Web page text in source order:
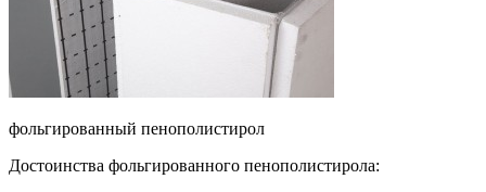
фольгированный пенополистирол
Достоинства фольгированного пенополистирола: